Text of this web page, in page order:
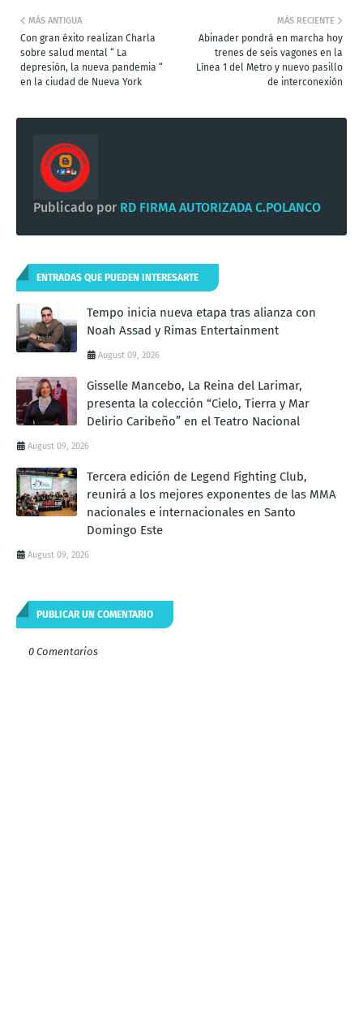
MÁS RECIENTE
Abinader pondrá en marcha hoy
trenes de seis vagones en la
Línea 1 del Metro y nuevo pasillo
de interconexión
MÁS ANTIGUA
Con gran éxito realizan Charla
sobre salud mental “ La
depresión, la nueva pandemia “
en la ciudad de Nueva York
Publicado por RD FIRMA AUTORIZADA C.POLANCO
ENTRADAS QUE PUEDEN INTERESARTE
Tempo inicia nueva etapa tras alianza con
Noah Assad y Rimas Entertainment
August 09, 2026
Gisselle Mancebo, La Reina del Larimar,
presenta la colección “Cielo, Tierra y Mar
Delirio Caribeño” en el Teatro Nacional
August 09, 2026
Tercera edición de Legend Fighting Club,
reunirá a los mejores exponentes de las MMA
nacionales e internacionales en Santo
Domingo Este
August 09, 2026
PUBLICAR UN COMENTARIO
0 Comentarios